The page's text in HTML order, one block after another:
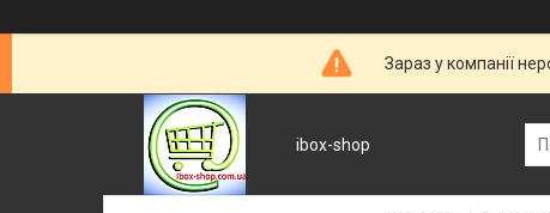
Зараз у компанії
ibox-shop